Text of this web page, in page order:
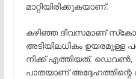
മാറ്റിയിരിക്കുകയാണ്.
കഴിഞ്ഞ ദിവസമാണ്
അടിയിലധികം
നിക്ക് എത്തിയത്.
പാതയാണ്